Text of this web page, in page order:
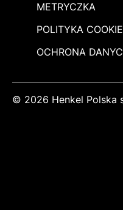
METRYCZKA
POLITYKA
OCHRONA
© 2026 Henkel Polska